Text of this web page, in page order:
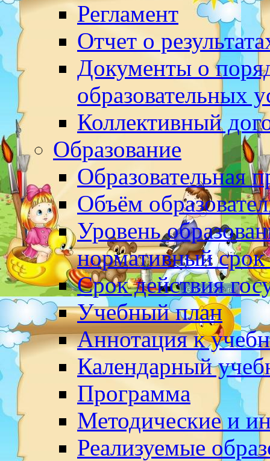
Регламент
Отчет о
Документы о
образовательных
Коллективный
Образование
Образовательная
Объём
Уровень
нормативный срок
Срок действия
Учебный план
Аннотация к
Календарный
Программа
Методические и
Реализуемые